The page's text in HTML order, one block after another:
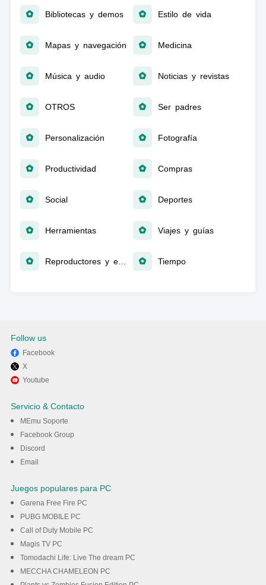
Bibliotecas y demos Estilo de vida
Mapas y navegación Medicina
Música y audio Noticias y revistas
OTROS Ser padres
Personalización Fotografía
Productividad Compras
Social Deportes
Herramientas Viajes y guías
Reproductores y editores de vídeo Tiempo
Follow us
Facebook
X
Youtube
Servicio & Contacto
MEmu Soporte
Facebook Group
Discord
Email
Juegos populares para PC
Garena Free Fire PC
PUBG MOBILE PC
Call of Duty Mobile PC
Magis TV PC
Tomodachi Life: Live The dream PC
MECCHA CHAMELEON PC